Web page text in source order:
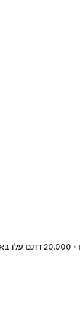
שריפת גדולה התפשטה סמוך לפארק הלאומי